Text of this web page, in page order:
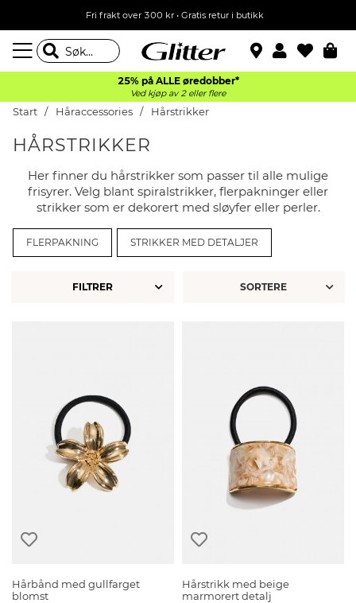
Fri frakt over 300 kr • Gratis retur i butikk
25% på ALLE øredobber*
Ved kjøp av 2 eller flere
Start Håraccessories Hårstrikker
HÅRSTRIKKER
Her finner du hårstrikker som passer til alle mulige
frisyrer. Velg blant spiralstrikker, flerpakninger eller
strikker som er dekorert med sløyfer eller perler.
FLERPAKNING STRIKKER MED DETALJER
FILTRER
Hårbånd med gullfarget
blomst
Hårstrikk med beige
marmorert detalj